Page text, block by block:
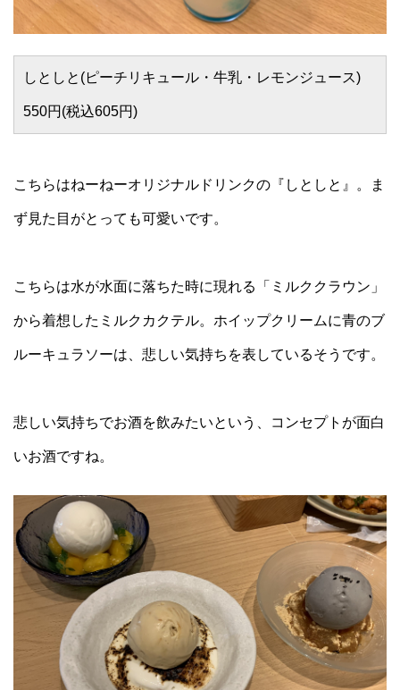
しとしと(ピーチリキュール・牛乳・レモンジュース)
550円(税込605円)
こちらはねーねーオリジナルドリンクの『しとしと』。ま
ず見た目がとっても可愛いです。
こちらは水が水面に落ちた時に現れる「ミルククラウン」
から着想したミルクカクテル。ホイップクリームに青のブ
ルーキュラソーは、悲しい気持ちを表しているそうです。
悲しい気持ちでお酒を飲みたいという、コンセプトが面白
いお酒ですね。